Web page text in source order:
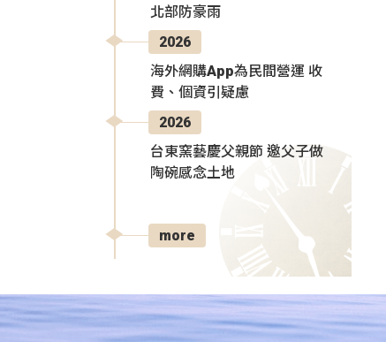
北部防豪雨
2026
海外網購App為民間營運 收
費、個資引疑慮
2026
台東窯藝慶父親節 邀父子做
陶碗感念土地
more